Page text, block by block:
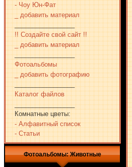
- Чоу Юн-Фат
_ добавить материал
!! Создайте свой сайт !!
_ добавить материал
Фотоальбомы
_ добавить фотографию
Каталог файлов
Комнатные цветы:
- Алфавитный список
- Статьи
Фотоальбомы: Животные